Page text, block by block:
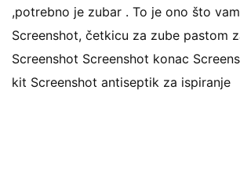
,potrebno je zubar . To je ono što
Screenshot, četkicu za zube pastom
Screenshot Screenshot konac
kit Screenshot antiseptik za ispiranje